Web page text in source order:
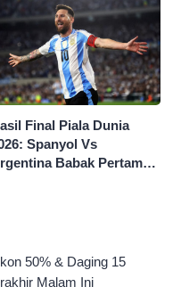
Final Piala Dunia
Spanyol Vs
Babak Pertama
50% & Daging 15
Malam Ini